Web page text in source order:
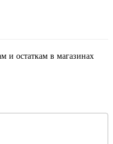
и остаткам в магазинах